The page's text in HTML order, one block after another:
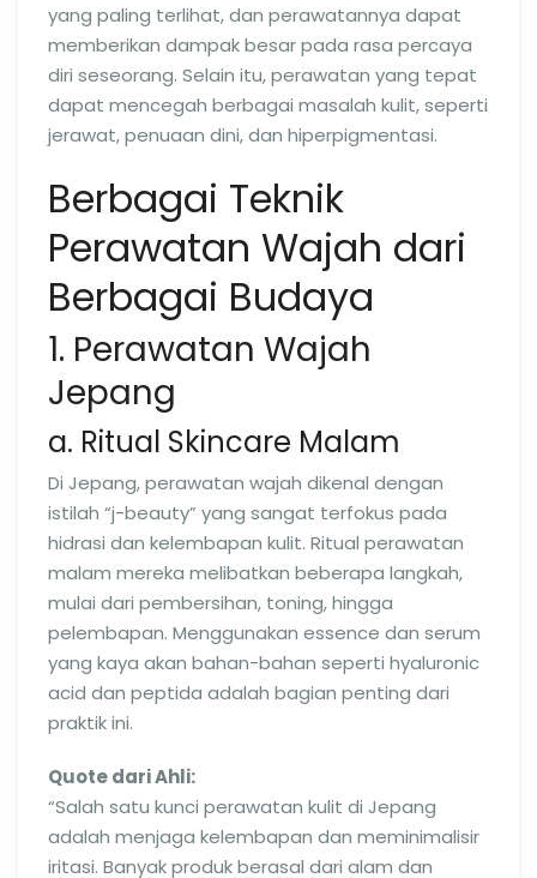
yang paling terlihat, dan perawatannya dapat
memberikan dampak besar pada rasa percaya
diri seseorang. Selain itu, perawatan yang tepat
dapat mencegah berbagai masalah kulit, seperti
jerawat, penuaan dini, dan hiperpigmentasi.
Berbagai Teknik
Perawatan Wajah dari
Berbagai Budaya
1. Perawatan Wajah
Jepang
a. Ritual Skincare Malam
Di Jepang, perawatan wajah dikenal dengan
istilah “j-beauty” yang sangat terfokus pada
hidrasi dan kelembapan kulit. Ritual perawatan
malam mereka melibatkan beberapa langkah,
mulai dari pembersihan, toning, hingga
pelembapan. Menggunakan essence dan serum
yang kaya akan bahan-bahan seperti hyaluronic
acid dan peptida adalah bagian penting dari
praktik ini.
Quote dari Ahli:
“Salah satu kunci perawatan kulit di Jepang
adalah menjaga kelembapan dan meminimalisir
iritasi. Banyak produk berasal dari alam dan